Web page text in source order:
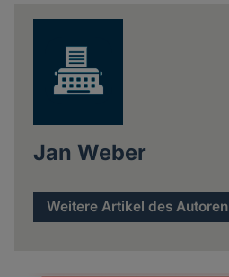
Jan Weber
Weitere Artikel des Autoren